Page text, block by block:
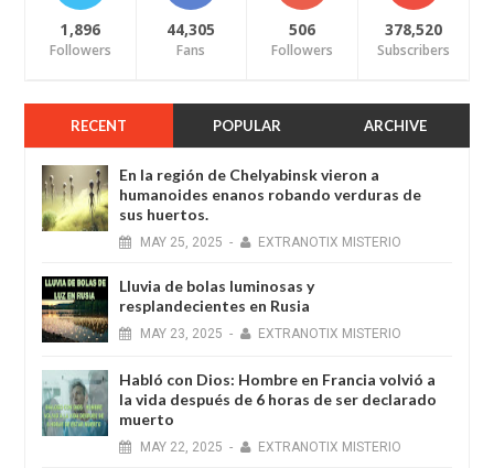
1,896
Followers
44,305
Fans
506
Followers
378,520
Subscribers
RECENT POPULAR ARCHIVE
En la región de Chelyabinsk vieron a
humanoides enanos robando verduras de
sus huertos.
MAY 25, 2025 - EXTRANOTIX MISTERIO
Lluvia de bolas luminosas y
resplandecientes en Rusia
MAY 23, 2025 - EXTRANOTIX MISTERIO
Habló con Dios: Hombre en Francia volvió a
la vida después de 6 horas de ser declarado
muerto
MAY 22, 2025 - EXTRANOTIX MISTERIO